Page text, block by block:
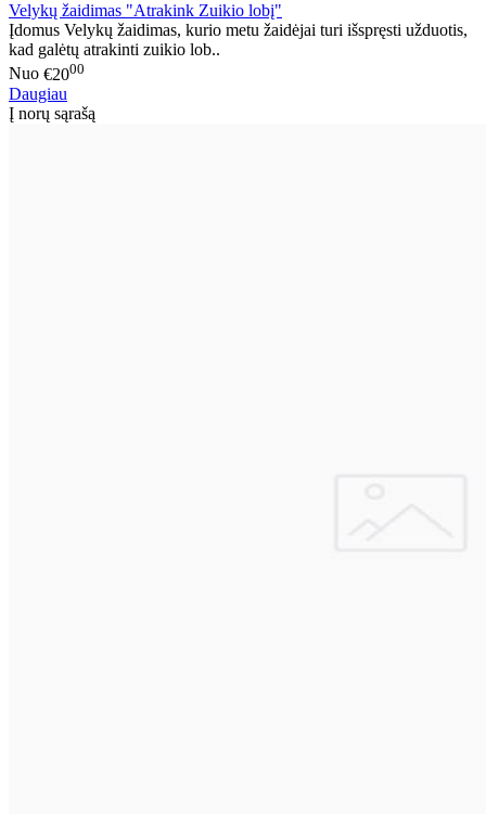
Velykų žaidimas "Atrakink Zuikio lobį"
Įdomus Velykų žaidimas, kurio metu žaidėjai turi išspręsti užduotis,
kad galėtų atrakinti zuikio lob..
Nuo €2000
Daugiau
Į norų sąrašą